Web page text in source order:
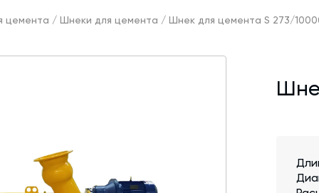
Ничего не найдено
Пневмотранспорт
цемента / Шнеки для цемента / Шнек для цемента S 273/